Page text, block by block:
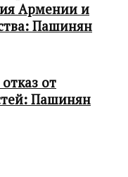
Армении и
Пашинян
от
Пашинян